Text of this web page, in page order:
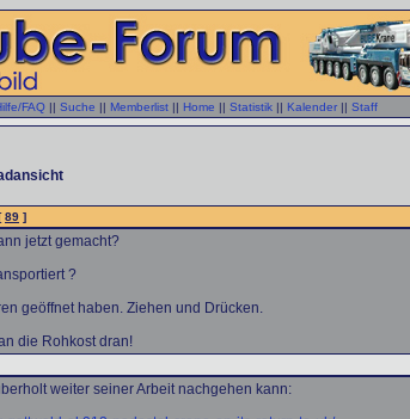
FAQ || Suche || Memberlist || Home || Statistik || Kalender || Staff
89 ]
jetzt gemacht?
?
geöffnet haben. Ziehen und Drücken.
die Rohkost dran!
weiter seiner Arbeit nachgehen kann: